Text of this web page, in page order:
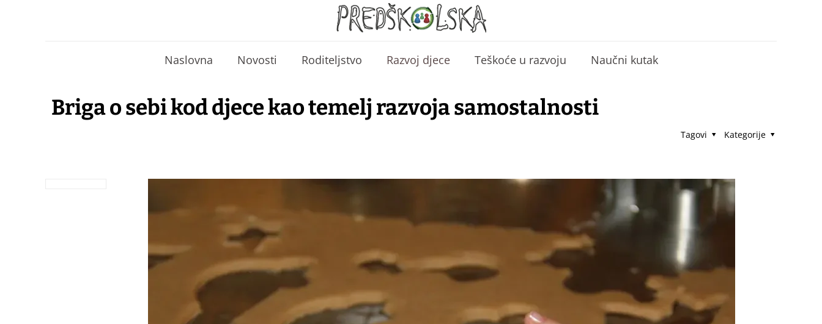
Naslovna Novosti Roditeljstvo Razvoj djece Teškoće u razvoju Naučni kutak
Briga o sebi kod djece kao temelj razvoja samostalnosti
Kategorije
Tagovi